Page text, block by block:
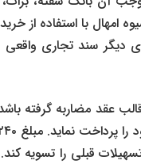
با استفاده از
سند تجاری واقعی
قبلی را تسویه